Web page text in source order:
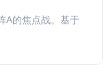
A的焦点战。基于